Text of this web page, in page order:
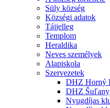
Süly község
Községi adatok
Tájjelleg
Templom
Heraldika
Neves személyek
Alapiskola
Szervezetek
DHZ Horný
DHZ Šuľany
Nyugdíjas